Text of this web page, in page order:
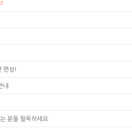
편성!
내
분들 필독하세요